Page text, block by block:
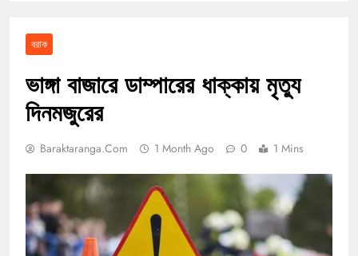
বরাক
ভাঙ্গা বাজারে ডাম্পারের ধাক্কায় মৃত্যু
দিনমজুরের
Baraktaranga.com 1 Month Ago 0 1 Mins